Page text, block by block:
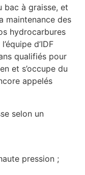
bac à graisse, et
maintenance des
hydrocarbures
d’IDF
qualifiés pour
et s’occupe du
appelés
selon un
pression ;